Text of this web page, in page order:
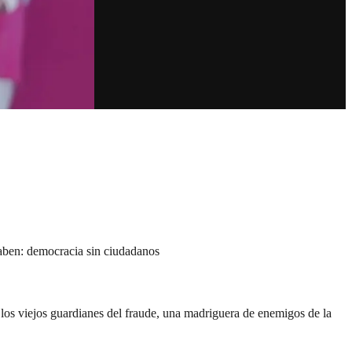
democracia sin ciudadanos
viejos guardianes del fraude, una madriguera de enemigos de la